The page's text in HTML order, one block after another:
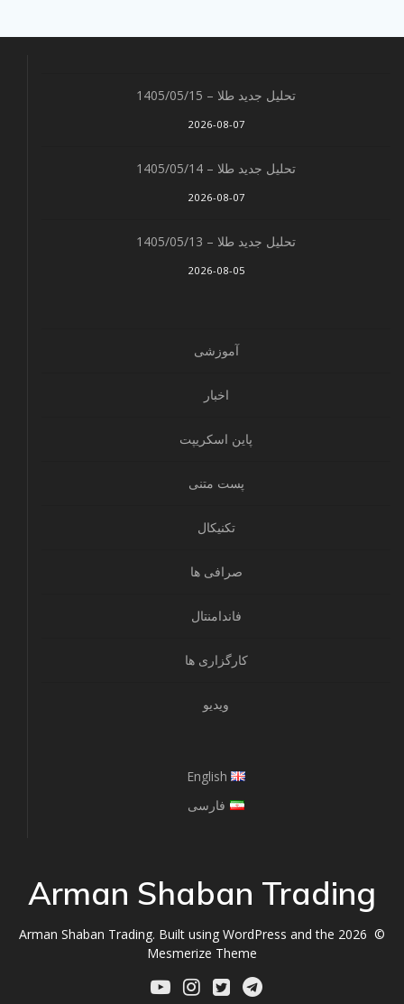
تحلیل جدید طلا – 1405/05/15
2026-08-07
تحلیل جدید طلا – 1405/05/14
2026-08-07
تحلیل جدید طلا – 1405/05/13
2026-08-05
آموزشی
اخبار
پاین اسکریپت
پست متنی
تکنیکال
صرافی ها
فاندامنتال
کارگزاری ها
ویدیو
English
فارسی
Arman Shaban Trading
© 2026 Arman Shaban Trading. Built using WordPress and the
Mesmerize Theme